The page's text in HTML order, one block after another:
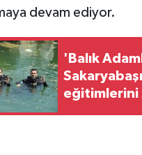
devam ediyor.
'Balık
eğitimlerini